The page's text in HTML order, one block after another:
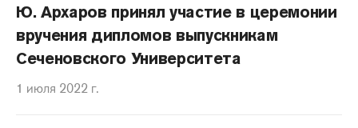
Ю. Архаров принял участие в церемонии
вручения дипломов выпускникам
Сеченовского Университета
1 июля 2022 г.